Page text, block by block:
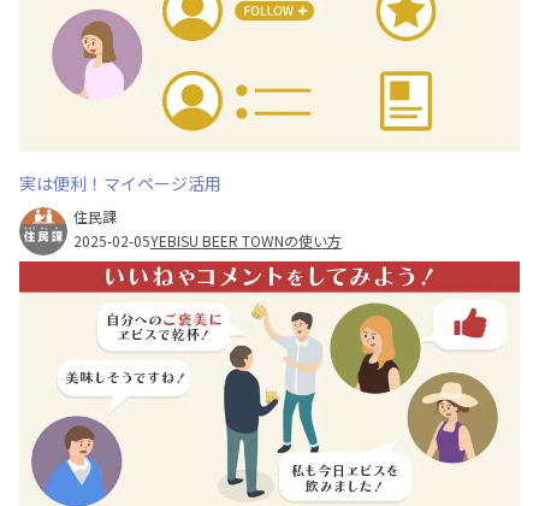
実は便利！マイページ活用
住民課
2025-02-05YEBISU BEER TOWNの使い方